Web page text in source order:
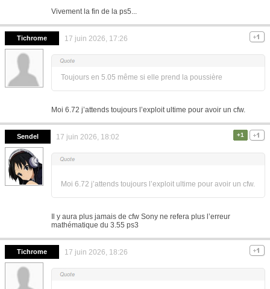
Vivement la fin de la ps5...
Tichrome 17 juin 2026, 17:26
Toujours en 5.05 même si elle prend la poussière
Moi 6.72 j’attends toujours l’exploit ultime pour avoir un cfw.
Sendel 17 juin 2026, 18:02 +1
Moi 6.72 j’attends toujours l’exploit ultime pour avoir un cfw.
Il y aura plus jamais de cfw Sony ne refera plus l’erreur
mathématique du 3.55 ps3
Tichrome 17 juin 2026, 18:26